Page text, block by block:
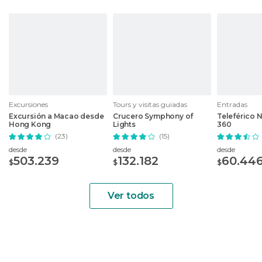
Excursiones
Excursión a Macao desde
Hong Kong
(23)
desde
$503.239
Tours y visitas guiadas
Crucero Symphony of
Lights
(15)
desde
$132.182
Entradas
Teleférico
360
desde
$
Ver todos